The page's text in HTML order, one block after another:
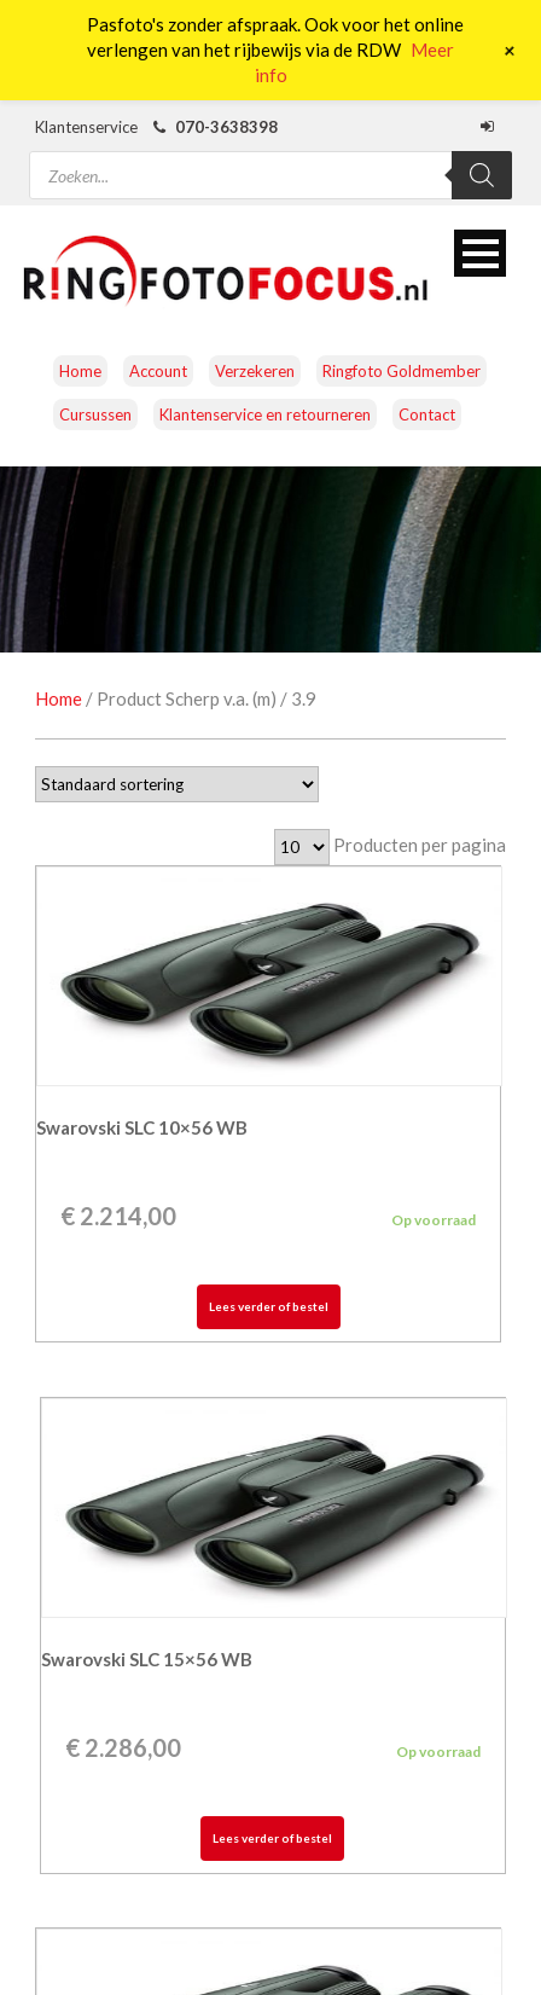
Klantenservice
070-3638398
Producten
zoeken
Home Account Verzekeren Ringfoto Goldmember
Cursussen Klantenservice en retourneren Contact
CAMERA’S OBJECTIEVEN ACCESSOIRES
NATUUROBSERVATIE
STUDIOFOTOGRAFIE
Home / Product Scherp v.a. (m) / 3.9
Producten per pagina
Swarovski SLC 10×56 WB
€ 2.214,00 Op voorraad
Lees verder of bestel
Swarovski SLC 15×56 WB
€2.286,00 Op voorraad
Lees verder of bestel
Pasfoto's zonder afspraak. Ook voor het online
verlengen van het rijbewijs via de RDW Meer
info
+